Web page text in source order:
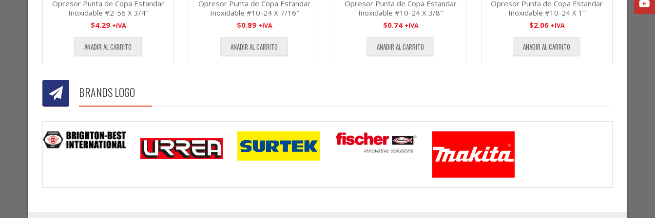
Opresor Punta de Copa Estandar
Inoxidable #2-56 X 3/4″
$4.29 +IVA
AÑADIR AL CARRITO
Opresor Punta de Copa Estandar
Inoxidable #10-24 X 7/16″
$0.89 +IVA
AÑADIR AL CARRITO
Opresor Punta de Copa Estandar
Inoxidable #10-24 X 3/8″
$0.74 +IVA
AÑADIR AL CARRITO
Opresor Punta de Copa Estandar
Inoxidable #10-24 X 1″
$2.06 +IVA
AÑADIR AL CARRITO
BRANDS LOGO